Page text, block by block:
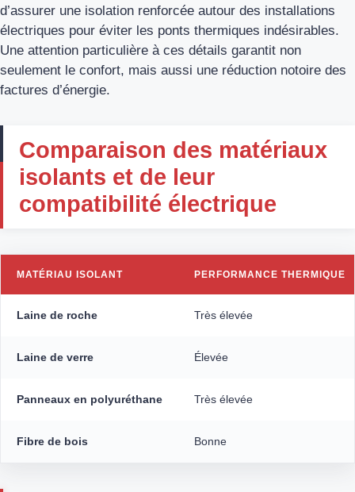
d’assurer une isolation renforcée autour des installations
électriques pour éviter les ponts thermiques indésirables.
Une attention particulière à ces détails garantit non
seulement le confort, mais aussi une réduction notoire des
factures d’énergie.
Comparaison des matériaux
isolants et de leur
compatibilité électrique
MATÉRIAU ISOLANT PERFORMANCE THERMIQUE
Laine de roche Très élevée
Laine de verre Élevée
Panneaux en polyuréthane Très élevée
Fibre de bois Bonne